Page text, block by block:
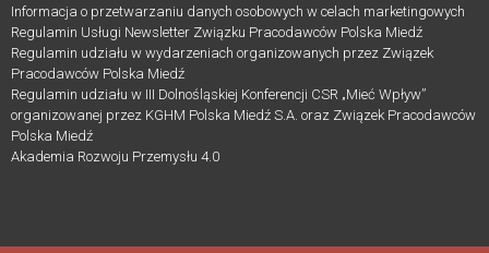
Informacja o przetwarzaniu danych osobowych w celach marketingowych
Regulamin Usługi Newsletter Związku Pracodawców Polska Miedź
Regulamin udziału w wydarzeniach organizowanych przez Związek
Pracodawców Polska Miedź
Regulamin udziału w III Dolnośląskiej Konferencji CSR „Mieć Wpływ”
organizowanej przez KGHM Polska Miedź S.A. oraz Związek Pracodawców
Polska Miedź
Akademia Rozwoju Przemysłu 4.0